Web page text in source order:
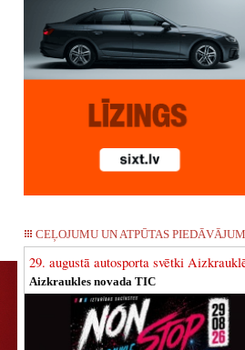
CEĻOJUMU UN ATPŪTAS
29. augustā autosporta svētki
Aizkraukles novada TIC